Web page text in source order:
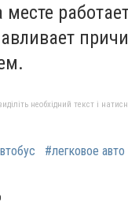
необхідний текст і
#легковое авто